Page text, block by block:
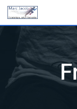
Skip
content